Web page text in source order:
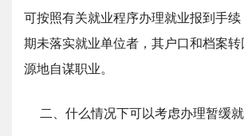
可按照有关就业程序办理就业报到手续
期未落实就业单位者，其户口和档案转
源地自谋职业。
二、什么情况下可以考虑办理暂缓